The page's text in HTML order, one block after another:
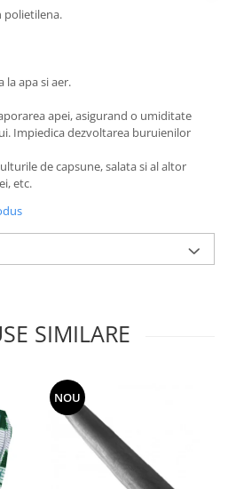
fierari
polietilena.
la apa si aer.
apei, asigurand o umiditate
Impiedica dezvoltarea buruienilor
de capsune, salata si al altor
etc.
SIMILARE
NOU